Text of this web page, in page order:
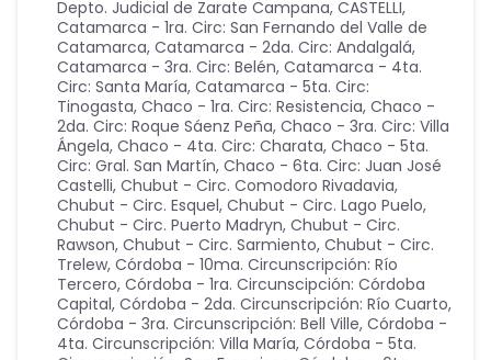
Depto. Judicial de Zarate Campana, CASTELLI,
Catamarca - 1ra. Circ: San Fernando del Valle de
Catamarca, Catamarca - 2da. Circ: Andalgalá,
Catamarca - 3ra. Circ: Belén, Catamarca - 4ta.
Circ: Santa María, Catamarca - 5ta. Circ:
Tinogasta, Chaco - 1ra. Circ: Resistencia, Chaco -
2da. Circ: Roque Sáenz Peña, Chaco - 3ra. Circ: Villa
Ángela, Chaco - 4ta. Circ: Charata, Chaco - 5ta.
Circ: Gral. San Martín, Chaco - 6ta. Circ: Juan José
Castelli, Chubut - Circ. Comodoro Rivadavia,
Chubut - Circ. Esquel, Chubut - Circ. Lago Puelo,
Chubut - Circ. Puerto Madryn, Chubut - Circ.
Rawson, Chubut - Circ. Sarmiento, Chubut - Circ.
Trelew, Córdoba - 10ma. Circunscripción: Río
Tercero, Córdoba - 1ra. Circunscipción: Córdoba
Capital, Córdoba - 2da. Circunscripción: Río Cuarto,
Córdoba - 3ra. Circunscripción: Bell Ville, Córdoba -
4ta. Circunscripción: Villa María, Córdoba - 5ta.